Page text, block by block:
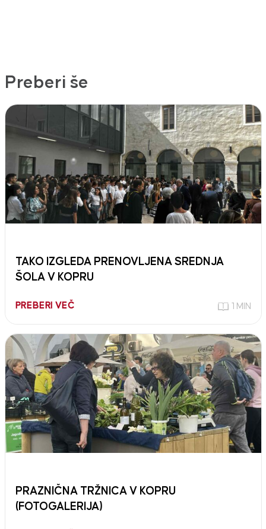
Preberi še
TAKO IZGLEDA PRENOVLJENA SREDNJA
ŠOLA V KOPRU
PREBERI VEČ 1 MIN
PRAZNIČNA TRŽNICA V KOPRU
(FOTOGALERIJA)